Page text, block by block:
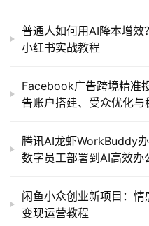
普通人如何用AI降本增效
小红书实战教程
Facebook广告跨境精准
告账户搭建、受众优化与
腾讯AI龙虾WorkBuddy
数字员工部署到AI高效办
闲鱼小众创业新项目：
变现运营教程